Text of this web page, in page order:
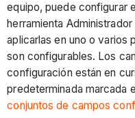
equipo, puede configurar
herramienta
aplicarlas en uno o
son configurables. Los
configuración están en
predeterminada marcada
conjuntos de campos